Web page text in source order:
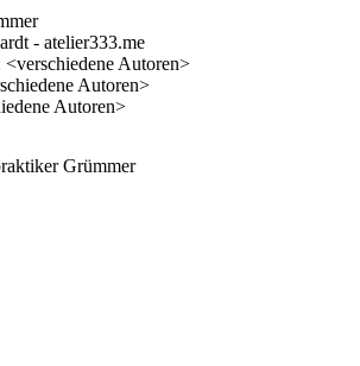
- atelier333.me
Autoren>
Autoren>
Autoren>